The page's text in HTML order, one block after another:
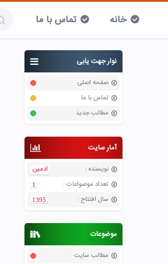
خانه تماس با ما
نوار جهت یابی
صفحه اصلی
تماس با ما
مطالب جدید
آمار سایت
نویسنده :
ادمین
تعداد موضواعات :
1
سال افتتاح :
1395
موضوعات
مطالب سایت